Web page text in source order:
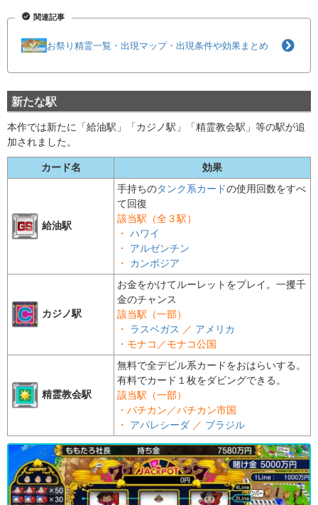
関連記事
お祭り精霊一覧・出現マップ・出現条件や効果まとめ
新たな駅
本作では新たに「給油駅」「カジノ駅」「精霊教会駅」等の駅が追
加されました。
カード名 効果
給油駅
手持ちのタンク系カードの使用回数をすべ
て回復
該当駅（全３駅）
・ ハワイ
・
アルゼンチン
・
カンボジア
カジノ駅
お金をかけてルーレットをプレイ。一攫千
金のチャンス
該当駅（一部）
・
ラスベガス ／ アメリカ
・ モナコ ／モナコ公国
精霊教会駅
無料で全デビル系カードをおはらいする。
有料でカード１枚をダビングできる。
該当駅（一部）
・ バチカン／バチカン市国
・
アパレシーダ ／ ブラジル